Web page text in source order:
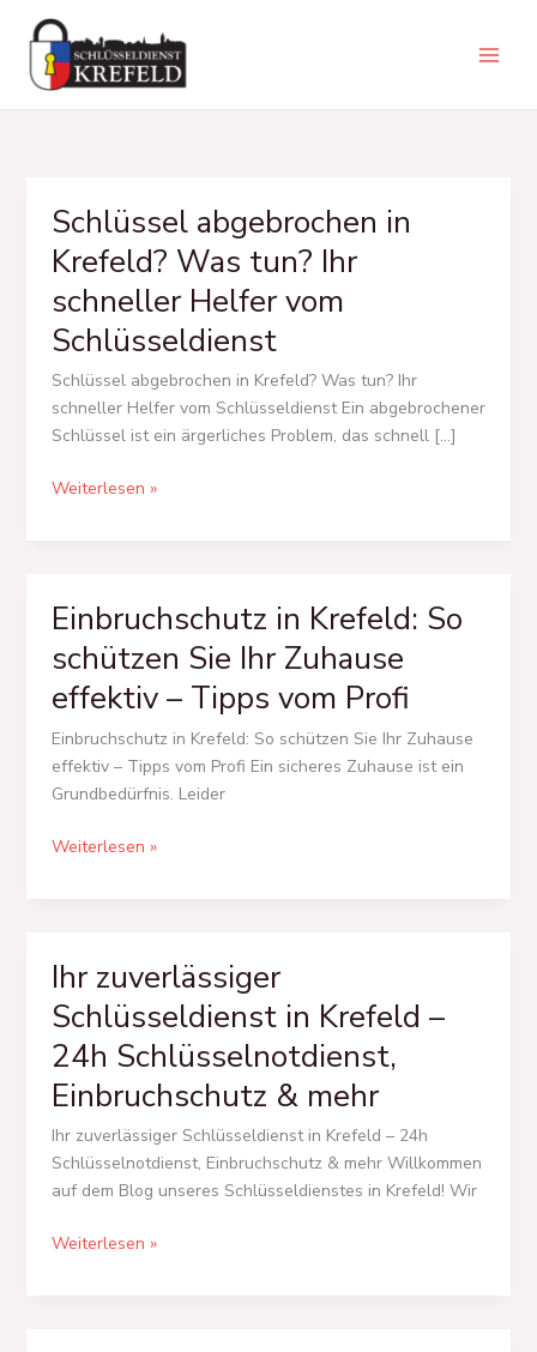
Inhalt
springen
Schlüssel abgebrochen in
Krefeld? Was tun? Ihr
schneller Helfer vom
Schlüsseldienst
Schlüssel abgebrochen in Krefeld? Was tun? Ihr
schneller Helfer vom Schlüsseldienst Ein abgebrochener
Schlüssel ist ein ärgerliches Problem, das schnell […]
Schlüssel
in
Krefeld?
Was
tun?
Ihr
schneller
Helfer
Schlüsseldienst
Weiterlesen »
Einbruchschutz in Krefeld: So
schützen Sie Ihr Zuhause
effektiv – Tipps vom Profi
Einbruchschutz in Krefeld: So schützen Sie Ihr Zuhause
effektiv – Tipps vom Profi Ein sicheres Zuhause ist ein
Grundbedürfnis. Leider
Einbruchschutz
Krefeld:
So
Sie
Ihr
Zuhause
Weiterlesen »
Ihr zuverlässiger
Schlüsseldienst in Krefeld –
24h Schlüsselnotdienst,
Einbruchschutz & mehr
Ihr zuverlässiger Schlüsseldienst in Krefeld – 24h
Schlüsselnotdienst, Einbruchschutz & mehr Willkommen
auf dem Blog unseres Schlüsseldienstes in Krefeld! Wir
Ihr
Schlüsseldienst
in
Krefeld
–
24h
Schlüsselnotdienst,
Einbruchschutz
mehr
Weiterlesen »